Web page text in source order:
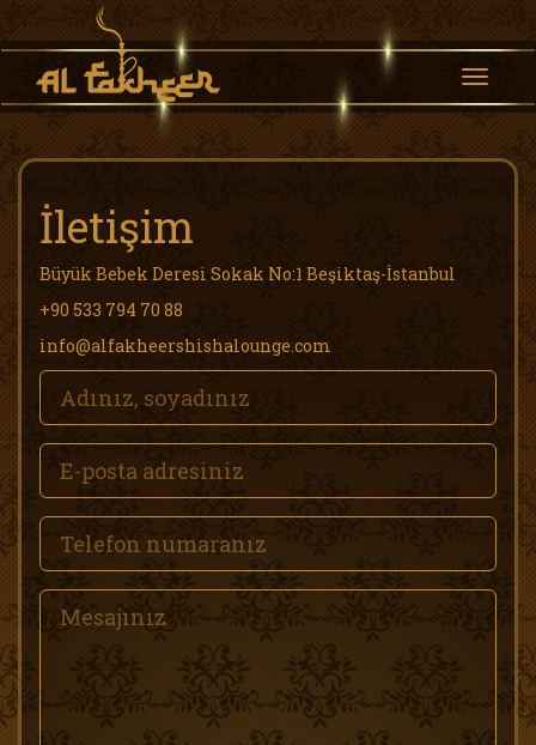
Toggle
İletişim
Büyük Bebek Deresi Sokak No:1 Beşiktaş-İstanbul
+90 533 794 70 88
info@alfakheershishalounge.com